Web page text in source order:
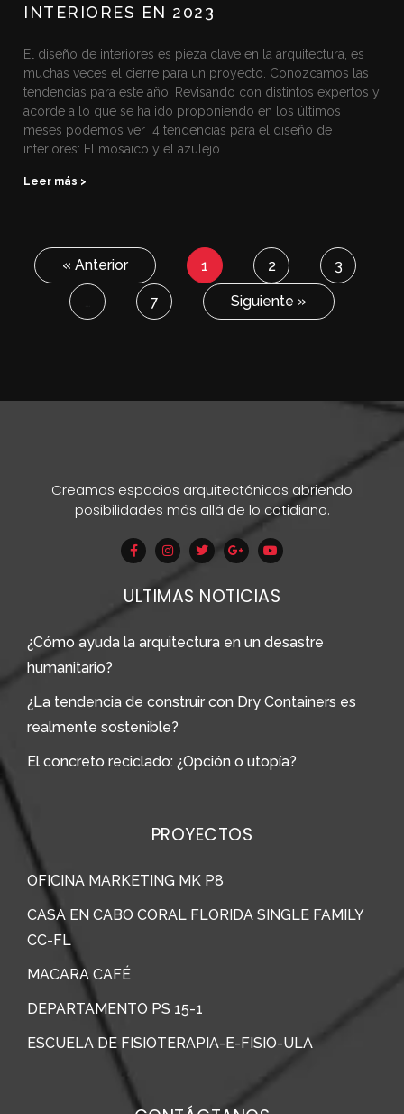
INTERIORES EN 2023
El diseño de interiores es pieza clave en la arquitectura, es
muchas veces el cierre para un proyecto. Conozcamos las
tendencias para este año. Revisando con distintos expertos y
acorde a lo que se ha ido proponiendo en los últimos
meses podemos ver 4 tendencias para el diseño de
interiores: El mosaico y el azulejo
Leer más >
« Anterior 1 2 3
7 Siguiente »
Creamos espacios arquitectónicos abriendo
posibilidades más allá de lo cotidiano.
ULTIMAS NOTICIAS
¿Cómo ayuda la arquitectura en un desastre
humanitario?
¿La tendencia de construir con Dry Containers es
realmente sostenible?
El concreto reciclado: ¿Opción o utopía?
PROYECTOS
OFICINA MARKETING MK P8
CASA EN CABO CORAL FLORIDA SINGLE FAMILY
CC-FL
MACARA CAFÉ
DEPARTAMENTO PS 15-1
ESCUELA DE FISIOTERAPIA-E-FISIO-ULA